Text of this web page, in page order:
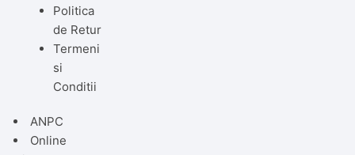
Politica
de Retur
Termeni
si
Conditii
ANPC
Online